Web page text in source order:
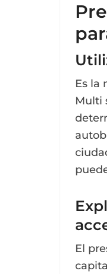
Es la
Multi
El